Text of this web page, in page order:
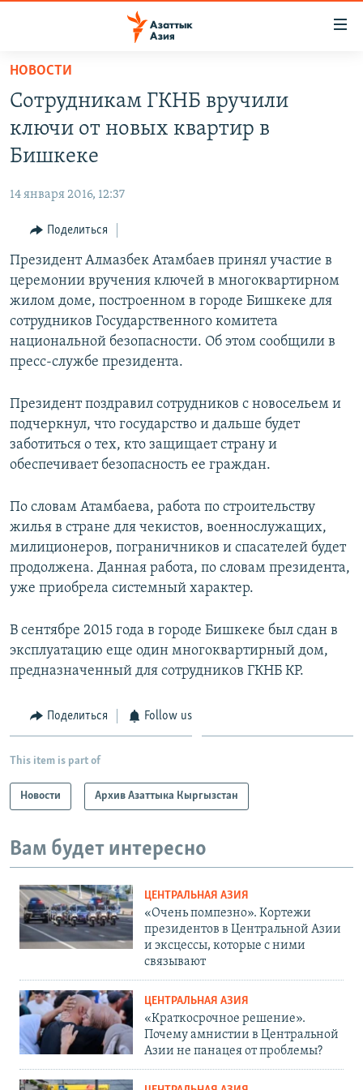
Вернуться
основному
содержанию
Вернутся
главной
навигации
Вернутся
поиску
КАЗАХСТАН
ТАДЖИКИСТАН
НОВОСТИ
ВОЙНА В УКРАИНЕ
ҚАЗАҚША
КЫРГЫЗЧА
ЎЗБЕКЧА
TÜRKMENÇE
Все сайты РСЕ/РС
НОВОСТИ
Сотрудникам ГКНБ вручили
ключи от новых квартир в
Бишкеке
14 января 2016, 12:37
Поделиться
Президент Алмазбек Атамбаев принял участие в
церемонии вручения ключей в многоквартирном
жилом доме, построенном в городе Бишкеке для
сотрудников Государственного комитета
национальной безопасности. Об этом сообщили в
пресс-службе президента.
Президент поздравил сотрудников с новосельем и
подчеркнул, что государство и дальше будет
заботиться о тех, кто защищает страну и
обеспечивает безопасность ее граждан.
По словам Атамбаева, работа по строительству
жилья в стране для чекистов, военнослужащих,
милиционеров, пограничников и спасателей будет
продолжена. Данная работа, по словам президента,
уже приобрела системный характер.
В сентябре 2015 года в городе Бишкеке был сдан в
эксплуатацию еще один многоквартирный дом,
предназначенный для сотрудников ГКНБ КР.
Поделиться Follow us
This item is part of
Новости Архив Азаттыка Кыргызстан
Вам будет интересно
ЦЕНТРАЛЬНАЯ АЗИЯ
«Очень помпезно». Кортежи
президентов в Центральной Азии
и эксцессы, которые с ними
связывают
ЦЕНТРАЛЬНАЯ АЗИЯ
«Краткосрочное решение».
Почему амнистии в Центральной
Азии не панацея от проблемы?